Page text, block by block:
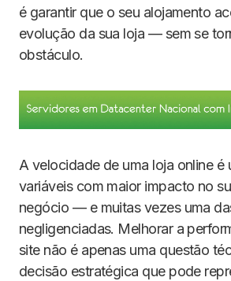
é garantir que o seu alojamento
evolução da sua loja — sem se
obstáculo.
A velocidade de uma loja online é
variáveis com maior impacto no
negócio — e muitas vezes uma
negligenciadas. Melhorar a
site não é apenas uma questão
decisão estratégica que pode